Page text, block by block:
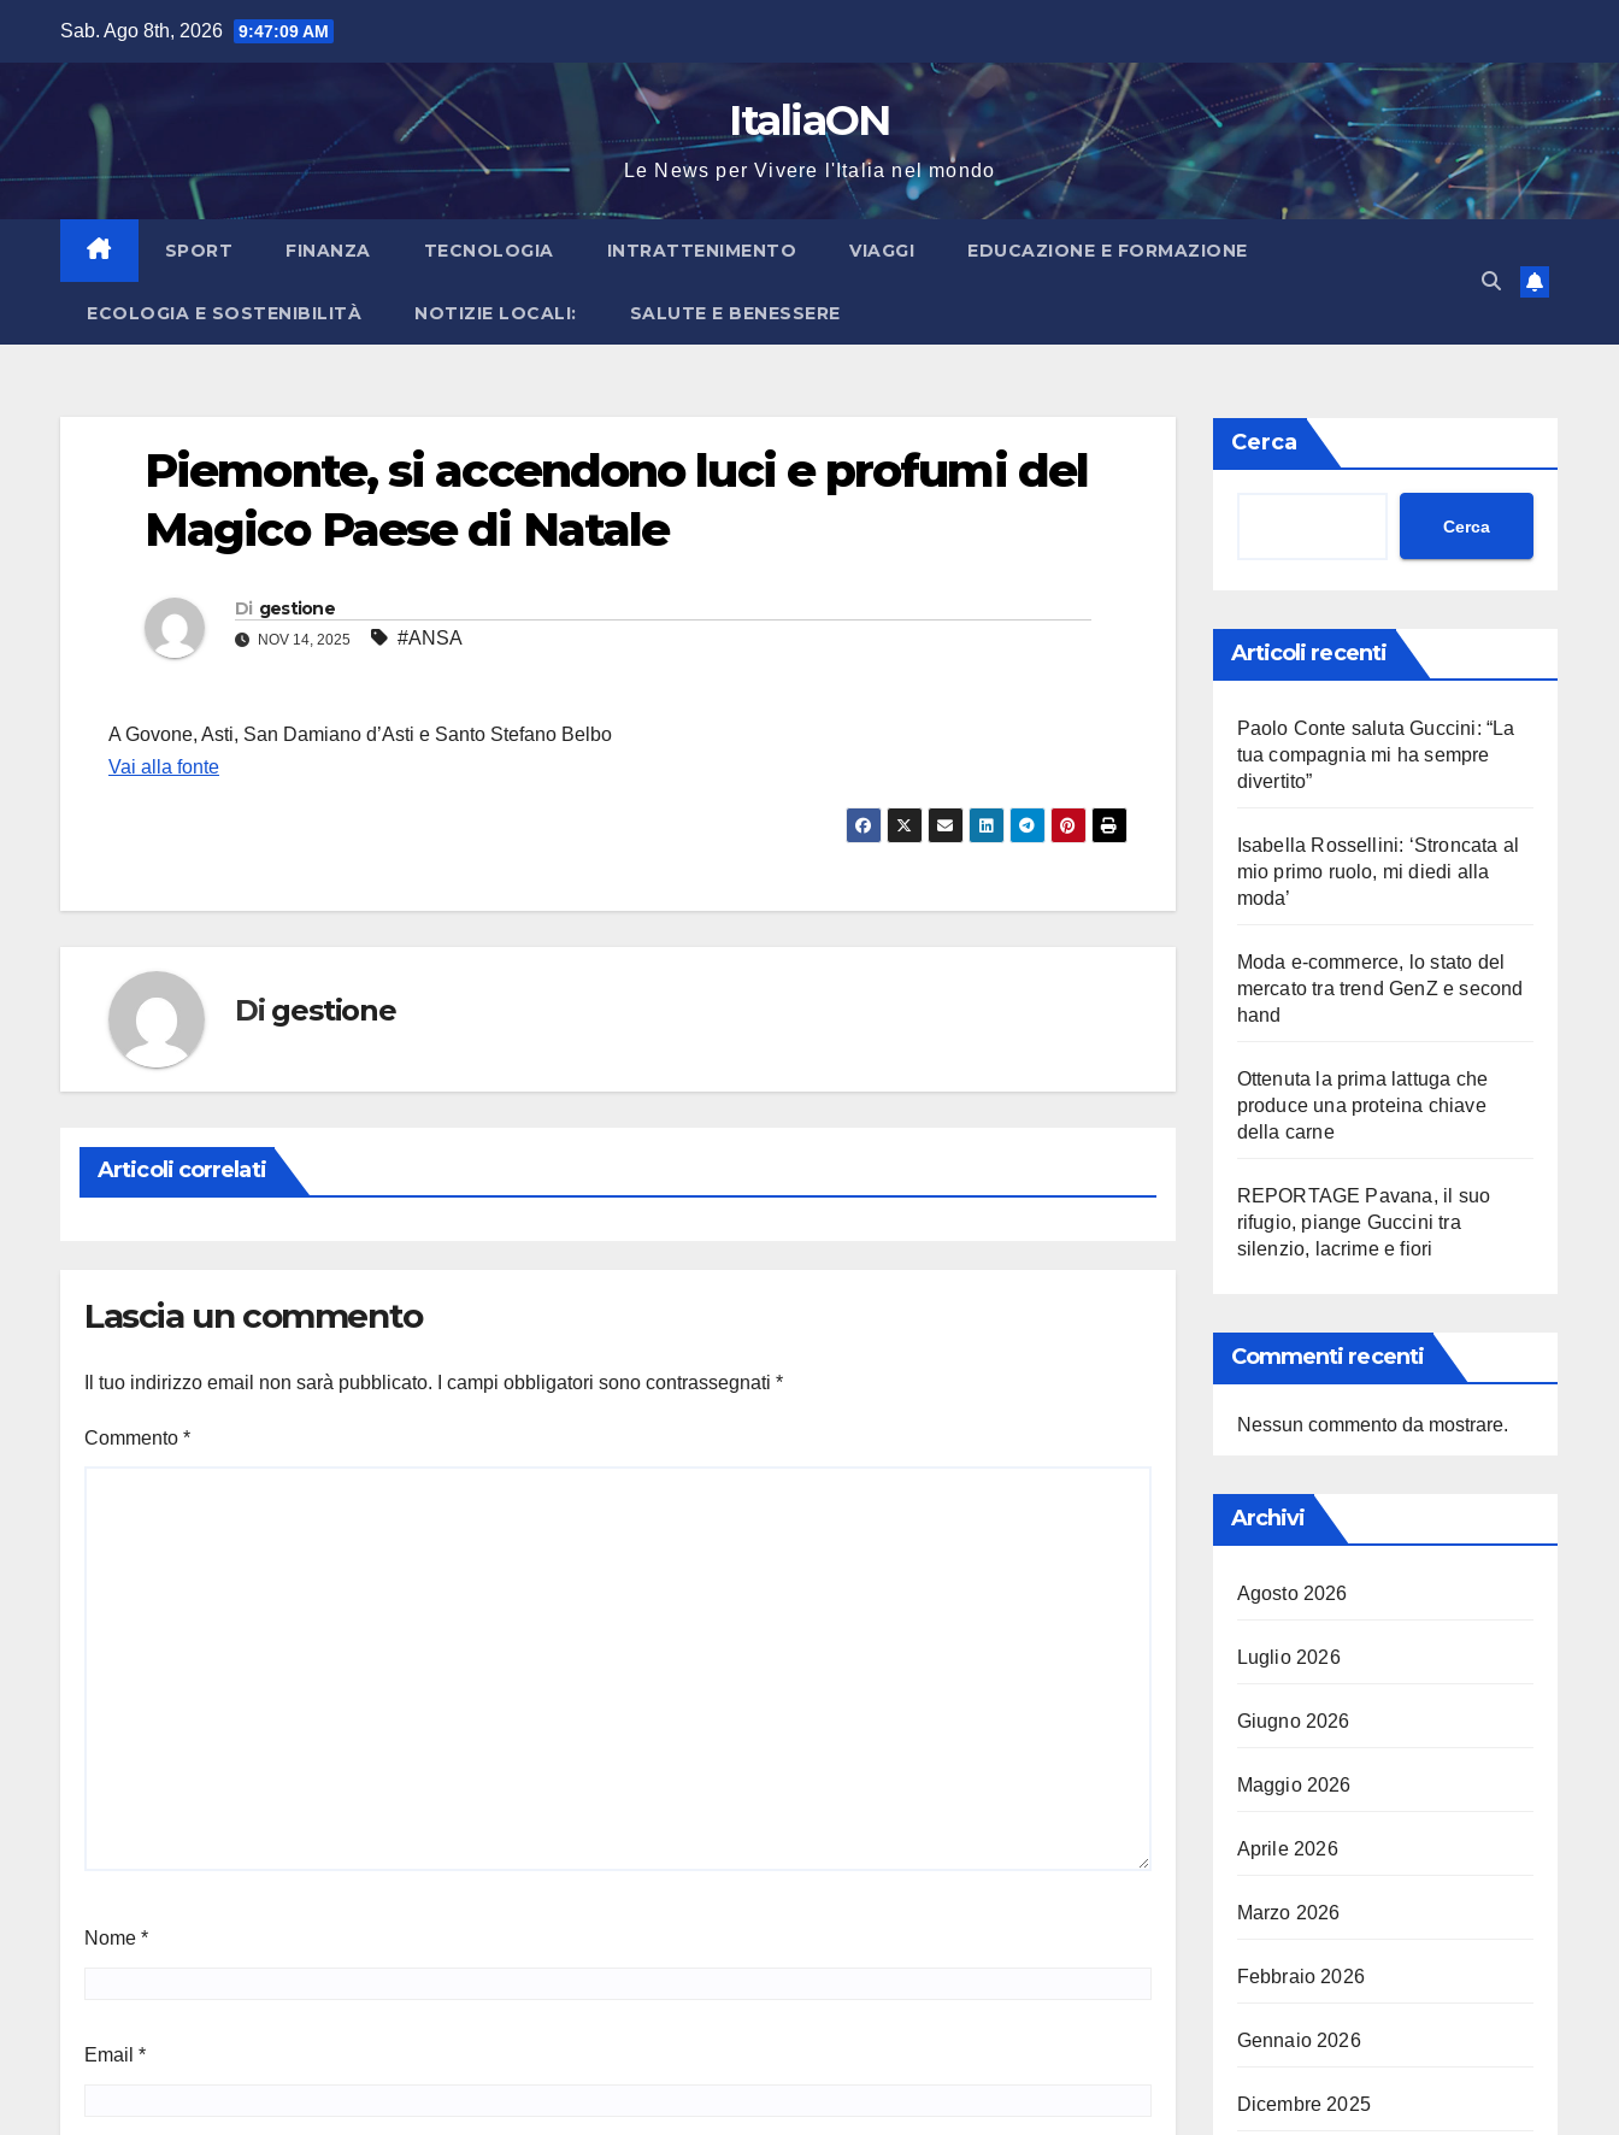
contenuto
Sab. Ago 8th, 2026 9:47:10 AM
ItaliaON
Le News per Vivere l'Italia nel mondo
SPORT FINANZA TECNOLOGIA INTRATTENIMENTO VIAGGI EDUCAZIONE E FORMAZIONE
ECOLOGIA E SOSTENIBILITÀ NOTIZIE LOCALI: SALUTE E BENESSERE
Piemonte, si accendono luci e profumi del
Magico Paese di Natale
Di gestione
NOV 14, 2025 #ANSA
A Govone, Asti, San Damiano d’Asti e Santo Stefano Belbo
Vai alla fonte
Di gestione
Articoli correlati
Lascia un commento
Il tuo indirizzo email non sarà pubblicato. I campi obbligatori sono contrassegnati *
Commento *
Nome *
Email *
Cerca
Cerca
Articoli recenti
Paolo Conte saluta Guccini: “La
tua compagnia mi ha sempre
divertito”
Isabella Rossellini: ‘Stroncata al
mio primo ruolo, mi diedi alla
moda’
Moda e-commerce, lo stato del
mercato tra trend GenZ e second
hand
Ottenuta la prima lattuga che
produce una proteina chiave
della carne
REPORTAGE Pavana, il suo
rifugio, piange Guccini tra
silenzio, lacrime e fiori
Commenti recenti
Nessun commento da mostrare.
Archivi
Agosto 2026
Luglio 2026
Giugno 2026
Maggio 2026
Aprile 2026
Marzo 2026
Febbraio 2026
Gennaio 2026
Dicembre 2025